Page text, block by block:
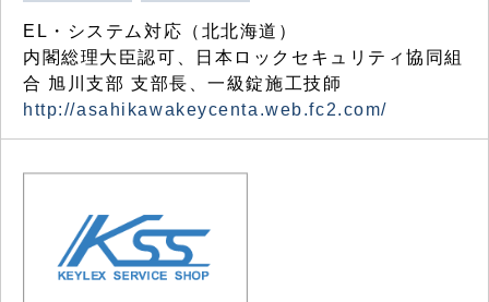
EL・システム対応（北北海道）
内閣総理大臣認可、日本ロックセキュリティ協同組
合 旭川支部 支部長、一級錠施工技師
http://asahikawakeycenta.web.fc2.com/